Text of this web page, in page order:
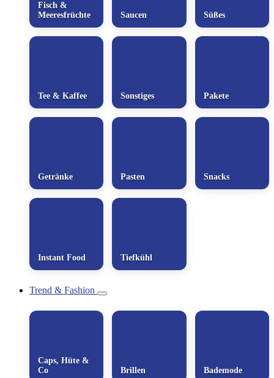
Fisch &
Meeresfrüchte
Saucen Süßes
Tee & Kaffee Sonstiges Pakete
Getränke Pasten Snacks
Instant Food Tiefkühl
Trend & Fashion
Caps, Hüte &
Co
Brillen Bademode